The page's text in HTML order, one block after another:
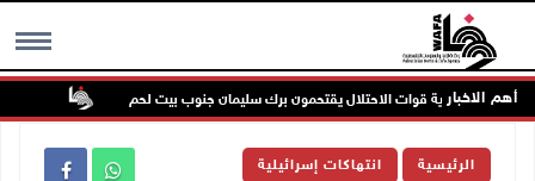
MENU أهم الاخبار
بحماية قوات الاحتلال يقتحمون برك سليمان جنوب بيت لحم
الرئيسية انتهاكات إسرائيلية